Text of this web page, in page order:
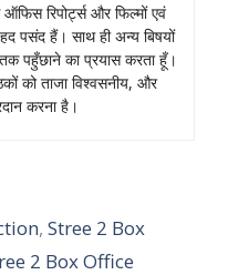
रिपोर्ट्स और फिल्मों एवं
पसंद हैं। साथ ही अन्य बिषयों
पहुँछाने का प्रयास करता हूँ।
को ताजा विश्वसनीय, और
करना है।
,Stree 2 Box
2 Box Office